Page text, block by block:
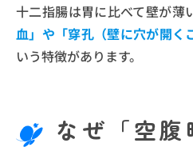
十二指腸は胃に比べて壁が薄
血」や「穿孔（壁に穴が開く
いう特徴があります。
なぜ「空腹